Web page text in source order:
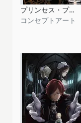
プリンセス・プリンシパル Crown Handler 第4章
コンセプトアート